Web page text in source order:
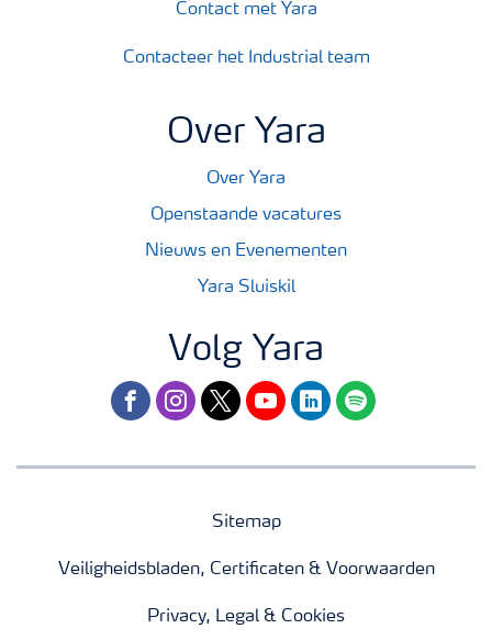
Contact met Yara
Contacteer het Industrial team
Over Yara
Over Yara
Openstaande vacatures
Nieuws en Evenementen
Yara Sluiskil
Volg Yara
facebookinstagram
twitteryoutubelinkedinspotify
Sitemap
Veiligheidsbladen, Certificaten & Voorwaarden
Privacy, Legal & Cookies